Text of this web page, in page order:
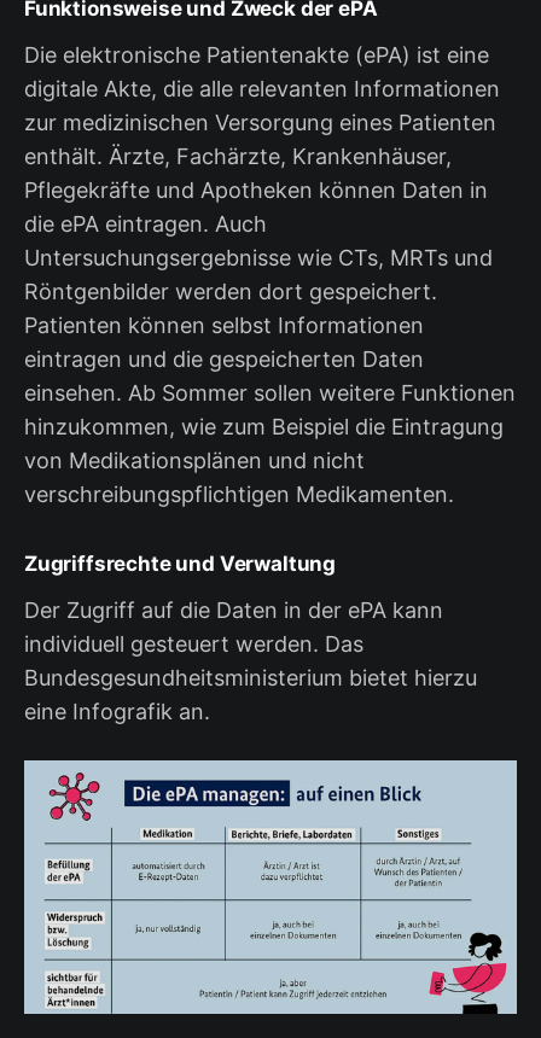
Funktionsweise und Zweck der ePA
Die elektronische Patientenakte (ePA) ist eine
digitale Akte, die alle relevanten Informationen
zur medizinischen Versorgung eines Patienten
enthält. Ärzte, Fachärzte, Krankenhäuser,
Pflegekräfte und Apotheken können Daten in
die ePA eintragen. Auch
Untersuchungsergebnisse wie CTs, MRTs und
Röntgenbilder werden dort gespeichert.
Patienten können selbst Informationen
eintragen und die gespeicherten Daten
einsehen. Ab Sommer sollen weitere Funktionen
hinzukommen, wie zum Beispiel die Eintragung
von Medikationsplänen und nicht
verschreibungspflichtigen Medikamenten.
Zugriffsrechte und Verwaltung
Der Zugriff auf die Daten in der ePA kann
individuell gesteuert werden. Das
Bundesgesundheitsministerium bietet hierzu
eine Infografik an.